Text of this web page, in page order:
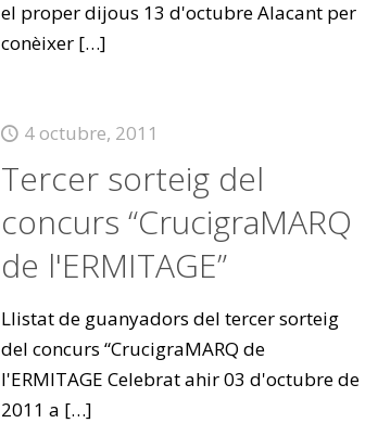
el proper dijous 13 d'octubre Alacant per
conèixer[…]
4 octubre, 2011
Tercer sorteig del
concurs “CrucigraMARQ
de l'ERMITAGE”
Llistat de guanyadors del tercer sorteig
del concurs “CrucigraMARQ de
l'ERMITAGE Celebrat ahir 03 d'octubre de
2011 a […]